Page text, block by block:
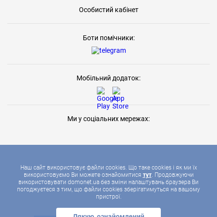
Наш сайт використовує файли cookies. Що таке cookies і як ми їх
використовуємо Ви можете ознайомитися тут. Продовжуючи
використовувати domonet.ua без зміни налаштувань браузера Ви
погоджуєтеся з тим, що файли cookies зберігатимуться на вашому
пристрої.
Особистий кабінет
Боти помічники:
Мобільний додаток:
Ми у соціальних мережах:
2026 © ДОМОНЕТ, УСІ ПРАВА ЗАХИЩЕНІ